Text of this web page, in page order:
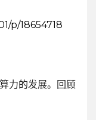
p/18654718
力的发展。回顾